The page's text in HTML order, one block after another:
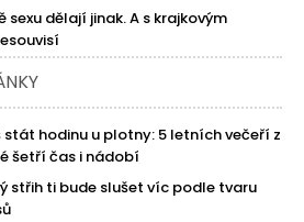
sexu dělají jinak. A s krajkovým
stát hodinu u plotny: 5 letních večeří z
šetří čas i nádobí
střih ti bude slušet víc podle tvaru